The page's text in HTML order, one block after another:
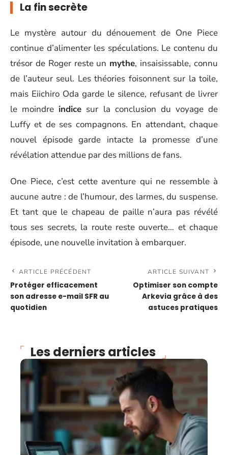
La fin secrète
Le mystère autour du dénouement de One Piece
continue d’alimenter les spéculations. Le contenu du
trésor de Roger reste un mythe, insaisissable, connu
de l’auteur seul. Les théories foisonnent sur la toile,
mais Eiichiro Oda garde le silence, refusant de livrer
le moindre indice sur la conclusion du voyage de
Luffy et de ses compagnons. En attendant, chaque
nouvel épisode garde intacte la promesse d’une
révélation attendue par des millions de fans.
One Piece, c’est cette aventure qui ne ressemble à
aucune autre : de l’humour, des larmes, du suspense.
Et tant que le chapeau de paille n’aura pas révélé
tous ses secrets, la route reste ouverte… et chaque
épisode, une nouvelle invitation à embarquer.
ARTICLE PRÉCÉDENT
Protéger efficacement
son adresse e-mail SFR au
quotidien
ARTICLE SUIVANT
Optimiser son compte
Arkevia grâce à des
astuces pratiques
Les derniers articles